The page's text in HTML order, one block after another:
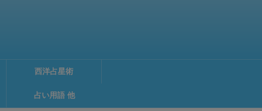
西洋占星術
占い用語 他